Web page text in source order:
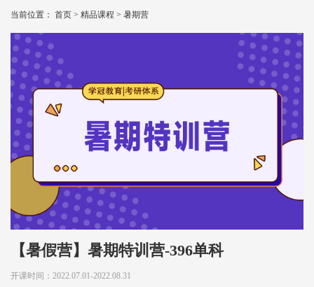
当前位置： 首页 > 精品课程 > 暑期营
【暑假营】暑期特训营-396单科
开课时间：2022.07.01-2022.08.31